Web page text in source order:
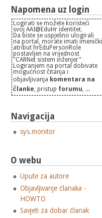
Napomena uz login
Logirati se možete koristeći
svoj AAI@EduHr identitet.
Da biste se uspješno ulogirali
na portal, morate imati imenički
atribut hrEduPersonRole
postavljen na vrijednost
"CARNet sistem inženjer"
Logiranjem na portal dobivate
mogućnost čitanja i
objavljivanja komentara na
članke , pristup forumu , ...
Navigacija
sys.monitor
O webu
Upute za autore
Objavljivanje članaka -
HOWTO
Savjeti za dobar članak